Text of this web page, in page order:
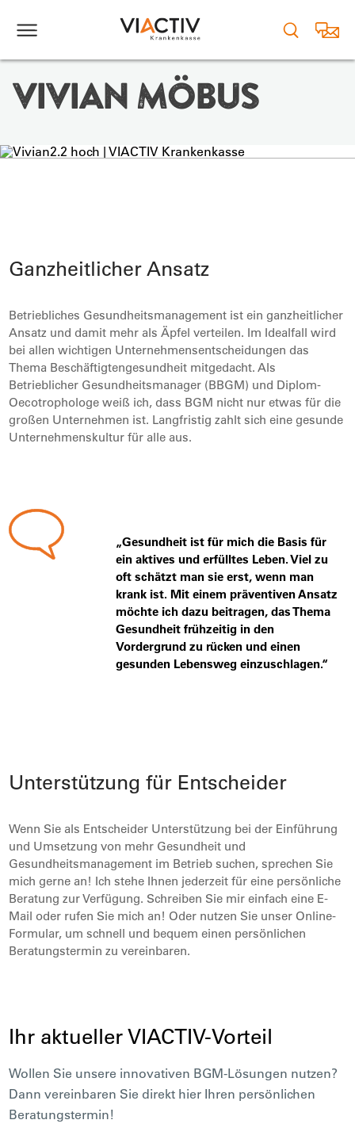
VIVIAN MÖBUS
08621 9039-2284
vivian.möbus@viactiv.de
vCard Vivian Möbus
Ganzheitlicher Ansatz
Betriebliches Gesundheitsmanagement ist ein ganzheitlicher
Ansatz und damit mehr als Äpfel verteilen. Im Idealfall wird
bei allen wichtigen Unternehmensentscheidungen das
Thema Beschäftigtengesundheit mitgedacht. Als
Betrieblicher Gesundheitsmanager (BBGM) und Diplom-
Oecotrophologe weiß ich, dass BGM nicht nur etwas für die
großen Unternehmen ist. Langfristig zahlt sich eine gesunde
Unternehmenskultur für alle aus.
„Gesundheit ist für mich die Basis für
ein aktives und erfülltes Leben. Viel zu
oft schätzt man sie erst, wenn man
krank ist. Mit einem präventiven Ansatz
möchte ich dazu beitragen, das Thema
Gesundheit frühzeitig in den
Vordergrund zu rücken und einen
gesunden Lebensweg einzuschlagen.“
Unterstützung für Entscheider
Wenn Sie als Entscheider Unterstützung bei der Einführung
und Umsetzung von mehr Gesundheit und
Gesundheitsmanagement im Betrieb suchen, sprechen Sie
mich gerne an! Ich stehe Ihnen jederzeit für eine persönliche
Beratung zur Verfügung. Schreiben Sie mir einfach eine E-
Mail oder rufen Sie mich an! Oder nutzen Sie unser Online-
Formular, um schnell und bequem einen persönlichen
Beratungstermin zu vereinbaren.
Ihr aktueller VIACTIV-Vorteil
Wollen Sie unsere innovativen BGM-Lösungen nutzen?
Dann vereinbaren Sie direkt hier Ihren persönlichen
Beratungstermin!